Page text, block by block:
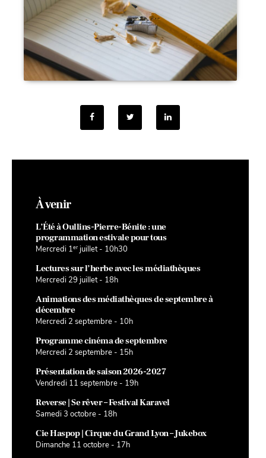
À venir
L’Été à Oullins-Pierre-Bénite : une
programmation estivale pour tous
Mercredi 1er juillet - 10h30
Lectures sur l’herbe avec les médiathèques
Mercredi 29 juillet - 18h
Animations des médiathèques de septembre à
décembre
Mercredi 2 septembre - 10h
Programme cinéma de septembre
Mercredi 2 septembre - 15h
Présentation de saison 2026-2027
Vendredi 11 septembre - 19h
Reverse | Se rêver – Festival Karavel
Samedi 3 octobre - 18h
Cie Haspop | Cirque du Grand Lyon – Jukebox
Dimanche 11 octobre - 17h